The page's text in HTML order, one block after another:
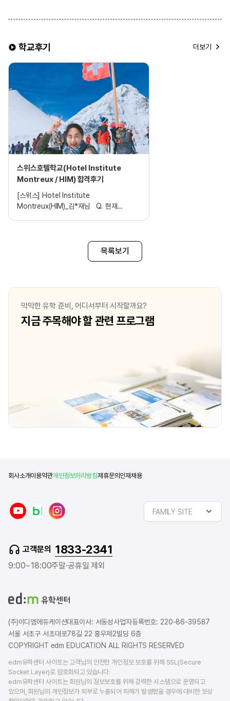
학교후기 더보기
스위스호텔학교(Hotel Institute
Montreux / HIM) 합격후기
[스위스] Hotel Institute
Montreux(HIM)_김*재님 Q. 현재
호텔리어 라는 직업에 관심이 가게 되었다.
스위스에서 유학을 한다는 것이 다른
메리트 있는 것 인지 알 것이다. 그러한
이유로 나도 스위스로 마음을 정했다.
호스피탈리티라는 개념이 처음 생겨난 곳
목록보기
막막한 유학 준비, 어디서부터 시작할까요?
지금 주목해야 할 관련 프로그램
회사소개이용약관개인정보처리방침제휴문의 인재채용
u
n
a
r
l
a
FAMILY SITE
고객문의 1833-2341
9:00~18:00주말·공휴일 제외
(주)이디엠에듀케이션대표이사: 서동성사업자등록번호: 220-86-39587
서울 서초구 서초대로78길 22 홍우제2빌딩 6층
COPYRIGHT edm EDUCATION ALL RIGHTS RESERVED
edm유학센터 사이트는 고객님의 안전한 개인정보 보호를 위해 SSL(Secure
Socket Layer)로 암호화되고 있습니다.
edm유학센터 사이트는 회원님의 정보보호를 위해 강력한 시스템으로 운영되고
있으며, 회원님의 개인정보가 외부로 누출되어 피해가 발생했을 경우에 대비한 보상